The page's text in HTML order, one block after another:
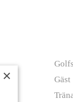
Gäst
×